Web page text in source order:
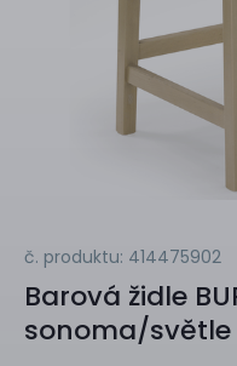
č. produktu: 414475902
Barová židle
sonoma/